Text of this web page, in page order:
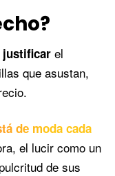
justificarel
que asustan,
de moda cada
el lucir como un
de sus